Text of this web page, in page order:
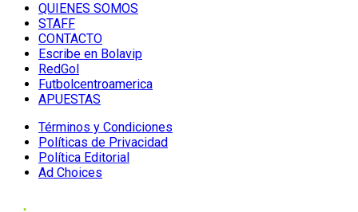
QUIENES SOMOS
STAFF
CONTACTO
Escribe en Bolavip
RedGol
Futbolcentroamerica
APUESTAS
Términos y Condiciones
Políticas de Privacidad
Política Editorial
Ad Choices